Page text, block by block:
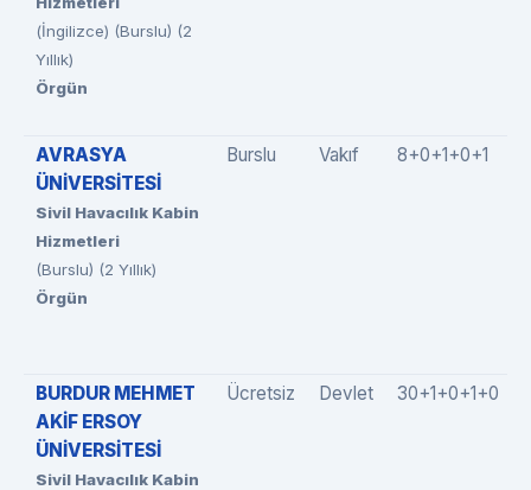
(İngilizce) (Burslu) (2
Yıllık)
Örgün
AVRASYA
ÜNİVERSİTESİ
Sivil Havacılık Kabin
Hizmetleri
(Burslu) (2 Yıllık)
Örgün
Burslu Vakıf 8+0+1+0+1
BURDUR MEHMET
AKİF ERSOY
ÜNİVERSİTESİ
Sivil Havacılık Kabin
Ücretsiz Devlet 30+1+0+1+0